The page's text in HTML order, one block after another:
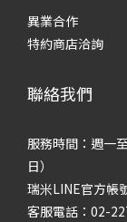
異業合作
特約商店洽詢
聯絡我們
服務時間：週一
日）
瑞米LINE官方帳
客服電話：02-